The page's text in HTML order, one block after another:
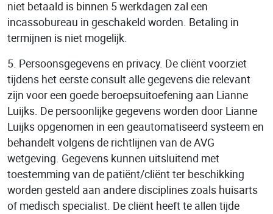
niet betaald is binnen 5 werkdagen zal een
incassobureau in geschakeld worden. Betaling in
termijnen is niet mogelijk.
5. Persoonsgegevens en privacy. De cliënt voorziet
tijdens het eerste consult alle gegevens die relevant
zijn voor een goede beroepsuitoefening aan Lianne
Luijks. De persoonlijke gegevens worden door Lianne
Luijks opgenomen in een geautomatiseerd systeem en
behandelt volgens de richtlijnen van de AVG
wetgeving. Gegevens kunnen uitsluitend met
toestemming van de patiënt/cliënt ter beschikking
worden gesteld aan andere disciplines zoals huisarts
of medisch specialist. De cliënt heeft te allen tijde